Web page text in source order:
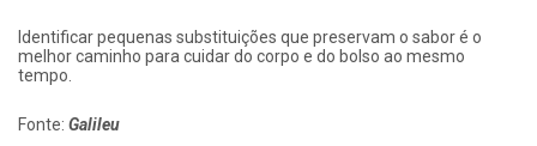
Identificar pequenas substituições que preservam o sabor é o
melhor caminho para cuidar do corpo e do bolso ao mesmo
tempo.
Fonte: Galileu